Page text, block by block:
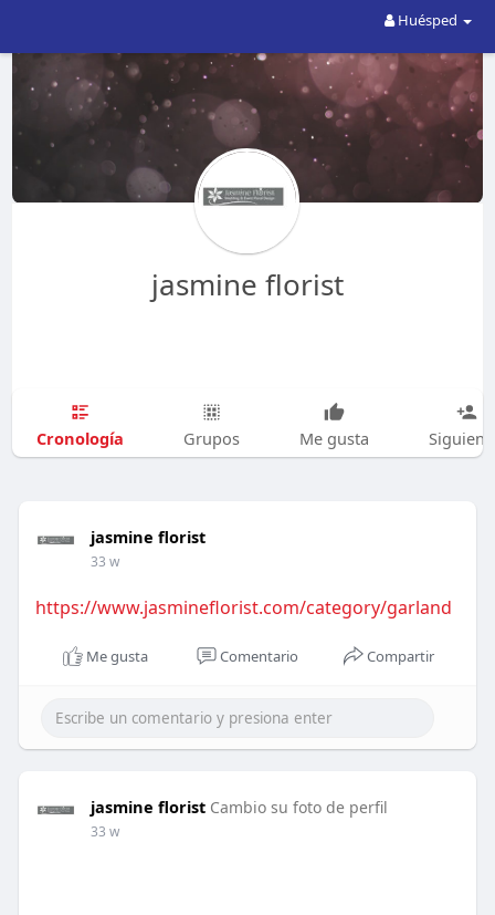
Huésped
jasmine florist
Cronología Grupos Me gusta
jasmine florist
33 w
https://www.jasmineflorist.com/category/garland
Me gusta Comentario Compartir
jasmine florist Cambio su foto de perfil
33 w